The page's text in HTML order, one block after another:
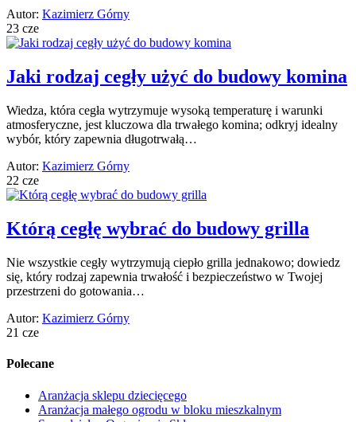
Autor: Kazimierz Górny
23 cze
Jaki rodzaj cegły użyć do budowy komina
Wiedza, która cegła wytrzymuje wysoką temperaturę i warunki
atmosferyczne, jest kluczowa dla trwałego komina; odkryj idealny
wybór, który zapewnia długotrwałą…
Autor: Kazimierz Górny
22 cze
Którą cegłę wybrać do budowy grilla
Nie wszystkie cegły wytrzymują ciepło grilla jednakowo; dowiedz
się, który rodzaj zapewnia trwałość i bezpieczeństwo w Twojej
przestrzeni do gotowania…
Autor: Kazimierz Górny
21 cze
Polecane
Aranżacja sklepu dziecięcego
Aranżacja małego ogrodu w bloku mieszkalnym